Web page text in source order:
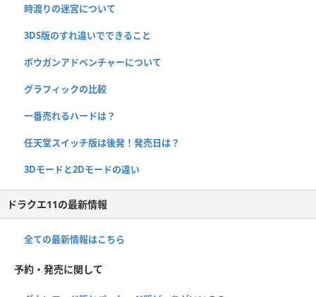
時渡りの迷宮について
3DS版のすれ違いでできること
ボウガンアドベンチャーについて
グラフィックの比較
一番売れるハードは？
任天堂スイッチ版は後発！発売日は？
3Dモードと2Dモードの違い
ドラクエ11の最新情報
全ての最新情報はこちら
予約・発売に関して